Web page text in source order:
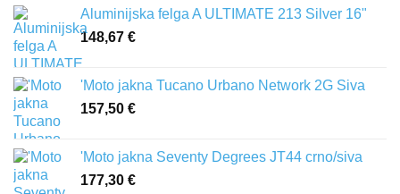
Aluminijska felga A ULTIMATE 213 Silver 16"
148,67 €
'Moto jakna Tucano Urbano Network 2G Siva
157,50 €
'Moto jakna Seventy Degrees JT44 crno/siva
177,30 €